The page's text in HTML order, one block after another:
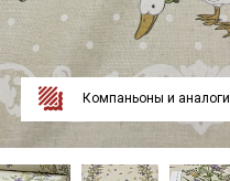
Компаньоны и аналоги